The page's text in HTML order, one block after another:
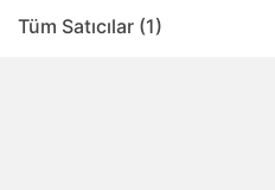
Tüm Satıcılar (1)